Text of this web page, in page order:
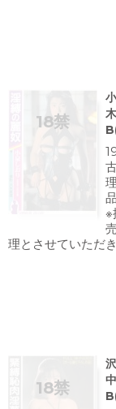
※
理とさせていただ